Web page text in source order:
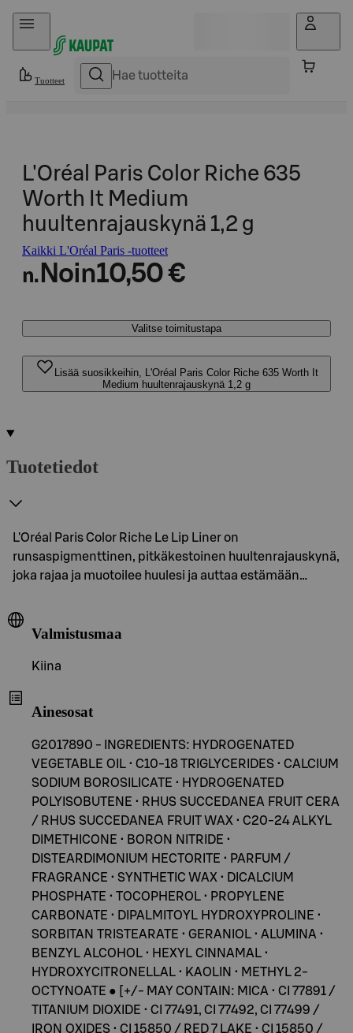
Hyppää sisältöön
Tuotteet
L'Oréal Paris Color Riche 635
Worth It Medium
huultenrajauskynä 1,2 g
Kaikki L'Oréal Paris -tuotteet
n. Noin10,50 €
Valitse toimitustapa
Lisää suosikkeihin, L'Oréal Paris Color Riche 635 Worth It
Medium huultenrajauskynä 1,2 g
Tuotetiedot
L'Oréal Paris Color Riche Le Lip Liner on
runsaspigmenttinen, pitkäkestoinen huultenrajauskynä,
joka rajaa ja muotoilee huulesi ja auttaa estämään…
Valmistusmaa
Kiina
Ainesosat
G2017890 - INGREDIENTS: HYDROGENATED
VEGETABLE OIL • C10-18 TRIGLYCERIDES • CALCIUM
SODIUM BOROSILICATE • HYDROGENATED
POLYISOBUTENE • RHUS SUCCEDANEA FRUIT CERA
/ RHUS SUCCEDANEA FRUIT WAX • C20-24 ALKYL
DIMETHICONE • BORON NITRIDE •
DISTEARDIMONIUM HECTORITE • PARFUM /
FRAGRANCE • SYNTHETIC WAX • DICALCIUM
PHOSPHATE • TOCOPHEROL • PROPYLENE
CARBONATE • DIPALMITOYL HYDROXYPROLINE •
SORBITAN TRISTEARATE • GERANIOL • ALUMINA •
BENZYL ALCOHOL • HEXYL CINNAMAL •
HYDROXYCITRONELLAL • KAOLIN • METHYL 2-
OCTYNOATE ● [+/- MAY CONTAIN: MICA • CI 77891 /
TITANIUM DIOXIDE • CI 77491, CI 77492, CI 77499 /
IRON OXIDES • CI 15850 / RED 7 LAKE • CI 15850 /